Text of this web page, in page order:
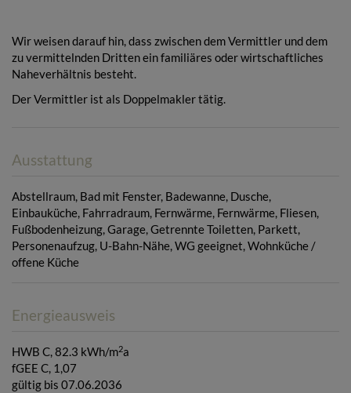
Wir weisen darauf hin, dass zwischen dem Vermittler und dem
zu vermittelnden Dritten ein familiäres oder wirtschaftliches
Naheverhältnis besteht.
Der Vermittler ist als Doppelmakler tätig.
Ausstattung
Abstellraum Bad mit Fenster Badewanne Dusche
Einbauküche Fahrradraum Fernwärme Fernwärme Fliesen
Fußbodenheizung Garage Getrennte Toiletten Parkett
Personenaufzug U-Bahn-Nähe WG geeignet Wohnküche /
offene Küche
Energieausweis
HWB C, 82.3 kWh/m2a
fGEE C, 1,07
gültig bis 07.06.2036